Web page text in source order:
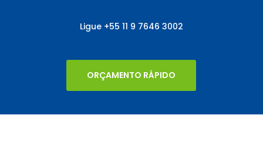
Ligue +55 11 9 7646 3002
ORÇAMENTO RÁPIDO